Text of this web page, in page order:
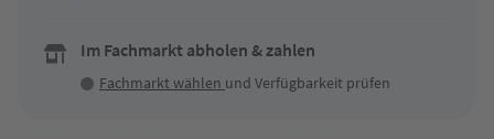
Im Fachmarkt abholen & zahlen
Fachmarkt wählen und Verfügbarkeit prüfen